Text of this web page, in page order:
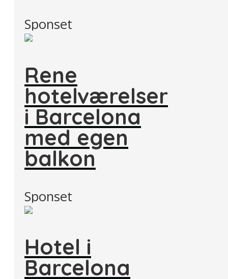
Sponset
Rene
hotelværelser
i Barcelona
med egen
balkon
Sponset
Hotel i
Barcelona